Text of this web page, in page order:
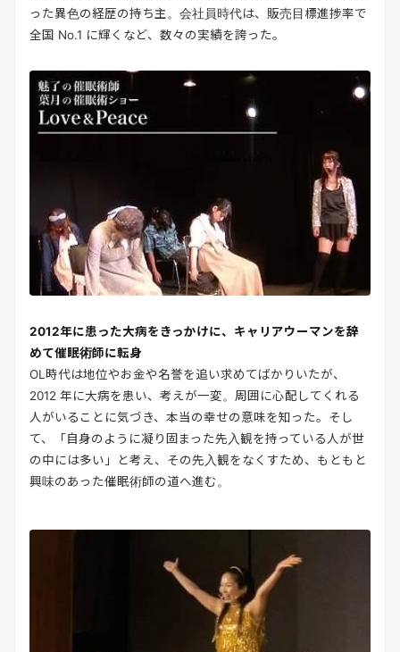
った異色の経歴の持ち主。会社員時代は、販売目標進捗率で
全国 No.1 に輝くなど、数々の実績を誇った。
2012年に患った大病をきっかけに、キャリアウーマンを辞
めて催眠術師に転身
OL時代は地位やお金や名誉を追い求めてばかりいたが、
2012 年に大病を患い、考えが一変。周囲に心配してくれる
人がいることに気づき、本当の幸せの意味を知った。そし
て、「自身のように凝り固まった先入観を持っている人が世
の中には多い」と考え、その先入観をなくすため、もともと
興味のあった催眠術師の道へ進む。